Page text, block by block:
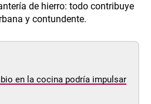
de hierro: todo contribuye
y contundente.
en la cocina podría impulsar